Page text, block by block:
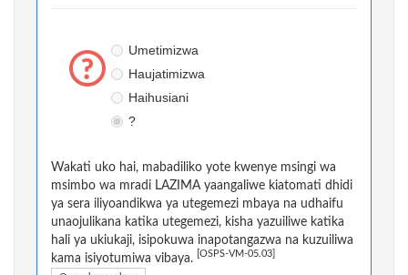
Umetimizwa
Haujatimizwa
Haihusiani
?
Wakati uko hai, mabadiliko yote kwenye msingi wa
msimbo wa mradi LAZIMA yaangaliwe kiatomati dhidi
ya sera iliyoandikwa ya utegemezi mbaya na udhaifu
unaojulikana katika utegemezi, kisha yazuiliwe katika
hali ya ukiukaji, isipokuwa inapotangazwa na kuzuiliwa
kama isiyotumiwa vibaya.
[OSPS-VM-05.03]